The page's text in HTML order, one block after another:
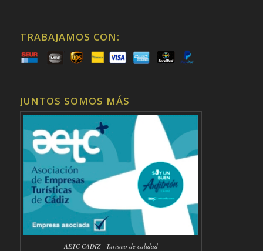
TRABAJAMOS CON:
JUNTOS SOMOS MÁS
AETC CADIZ - Turismo de calidad